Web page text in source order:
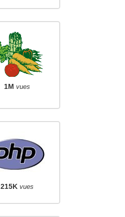
1M vues
215K vues